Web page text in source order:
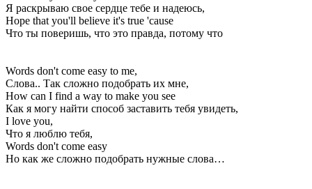
Я раскрываю свое сердце тебе и надеюсь,
Hope that you'll believe it's true 'cause
Что ты поверишь, что это правда, потому что
Words don't come easy to me,
Слова.. Так сложно подобрать их мне,
How can I find a way to make you see
Как я могу найти способ заставить тебя увидеть,
I love you,
Что я люблю тебя,
Words don't come easy
Но как же сложно подобрать нужные слова…